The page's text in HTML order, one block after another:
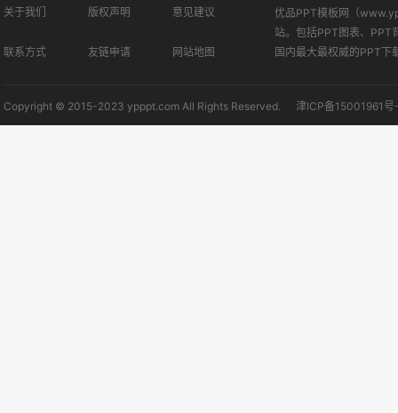
关于我们 版权声明 意见建议
联系方式 友链申请 网站地图
优品PPT模板网（
站。包括PPT图表、PPT
国内最大最权威的PPT下
Copyright © 2015-2023 ypppt.com All Rights Reserved. 津ICP备15001961号